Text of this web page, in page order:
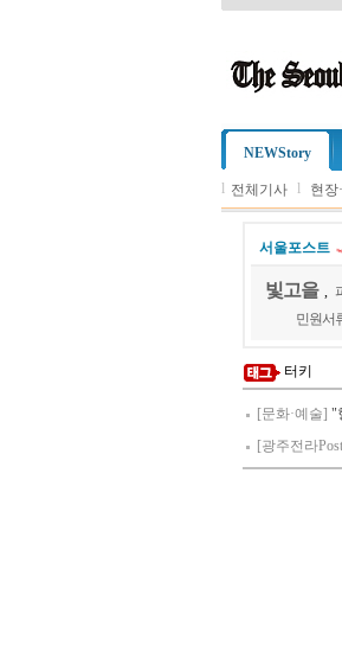
NEWStory
l 전체기사 l 현장
서울포스트
빛고을
민원서
터키
[문화·예술] "
[광주전라